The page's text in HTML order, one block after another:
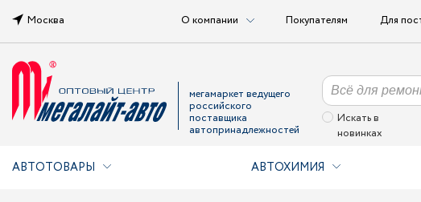
Москва О компании Покупателям Для
мегамаркет ведущего
российского
поставщика
автопринадлежностей
Искать в
новинках
АВТОТОВАРЫ АВТОХИМИЯ